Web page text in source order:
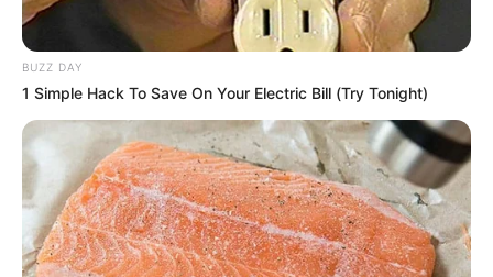
MANTÉNGASE EN ALERTA
interesan. Para estar bien informado, por
favor, active las notificaciones de Alerta.
ACTIVAR AHORA
BUZZ DAY
1 Simple Hack To Save On Your Electric Bill (Try Tonight)